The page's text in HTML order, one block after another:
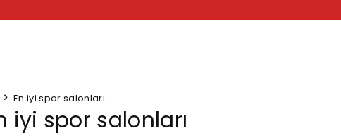
En iyi spor salonları
iyi spor salonları